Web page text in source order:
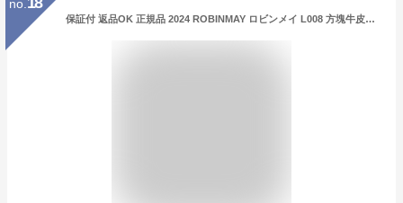
no.
保証付 返品OK 正規品 2024 ROBINMAY ロビンメイ L008 方塊牛皮短夾 レディース シンプル 二つ折り財布 春夏秋冬 レザー 人気 SDGs サステナブル 台湾 海外 20代 30代 40代 50代 60代 ナイロン 本革 大人 プレゼント ミニ財布 小さめ クラシカル リッチ ロゴ